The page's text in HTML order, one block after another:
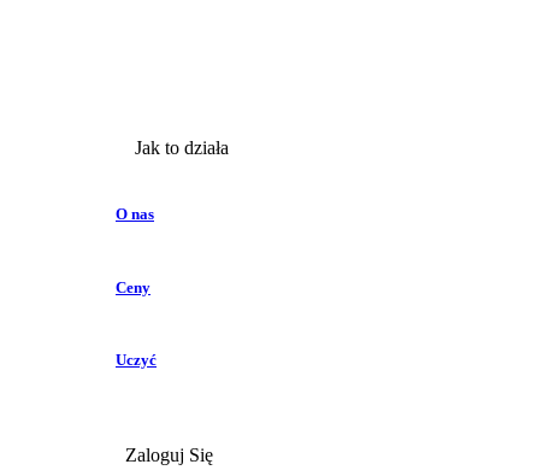
Jak to działa
O nas
Ceny
Uczyć
Zaloguj Się